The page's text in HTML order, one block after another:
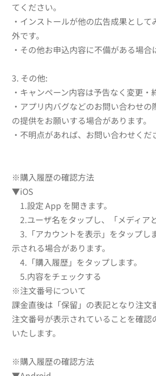
てください。
・インストールが他の広告成果とし
外です。
・その他お申込内容に不備がある場合
3. その他:
・キャンペーン内容は予告なく変更・
・アプリ内バグなどのお問い合わせの
の提供をお願いする場合があります。
・不明点があれば、お問い合わせくだ
※購入履歴の確認方法
▼iOS
1.設定 App を開きます。
2.ユーザ名をタップし、「メディア
3.「アカウントを表示」をタップし
示される場合があります。
4.「購入履歴」をタップします。
5.内容をチェックする
※注文番号について
課金直後は「保留」の表記となり注文
注文番号が表示されていることを確認
いたします。
※購入履歴の確認方法